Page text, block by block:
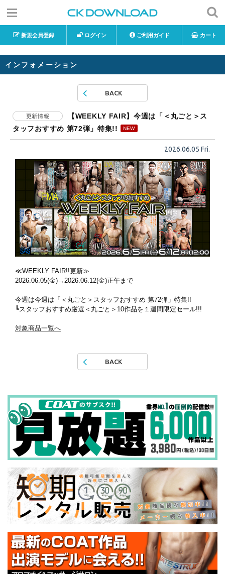
新規会員登録 ログイン ご利用ガイド カート
インフォメーション
BACK
更新情報
【WEEKLY FAIR】今週は「＜丸ごと＞ス
タッフおすすめ 第72弾」特集!!
2026.06.05 Fri.
≪WEEKLY FAIR!!更新≫
2026.06.05(金)→2026.06.12(金)正午まで
今週は今週は「＜丸ごと＞スタッフおすすめ 第72弾」特集!!
┗スタッフおすすめ厳選＜丸ごと＞10作品を１週間限定セール!!!
対象商品一覧へ
BACK